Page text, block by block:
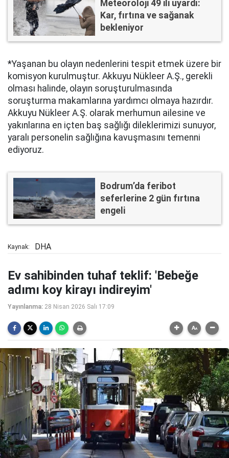
Meteoroloji 49 ili uyardı:
Kar, fırtına ve sağanak
bekleniyor
*Yaşanan bu olayın nedenlerini tespit etmek üzere bir
komisyon kurulmuştur. Akkuyu Nükleer A.Ş., gerekli
olması halinde, olayın soruşturulmasında
soruşturma makamlarına yardımcı olmaya hazırdır.
Akkuyu Nükleer A.Ş. olarak merhumun ailesine ve
yakınlarına en içten baş sağlığı dileklerimizi sunuyor,
yaralı personelin sağlığına kavuşmasını temenni
ediyoruz.
Bodrum’da feribot
seferlerine 2 gün fırtına
engeli
Kaynak: DHA
Ev sahibinden tuhaf teklif: 'Bebeğe
adımı koy kirayı indireyim'
Yayınlanma: 28 Nisan 2026 Salı 17:09